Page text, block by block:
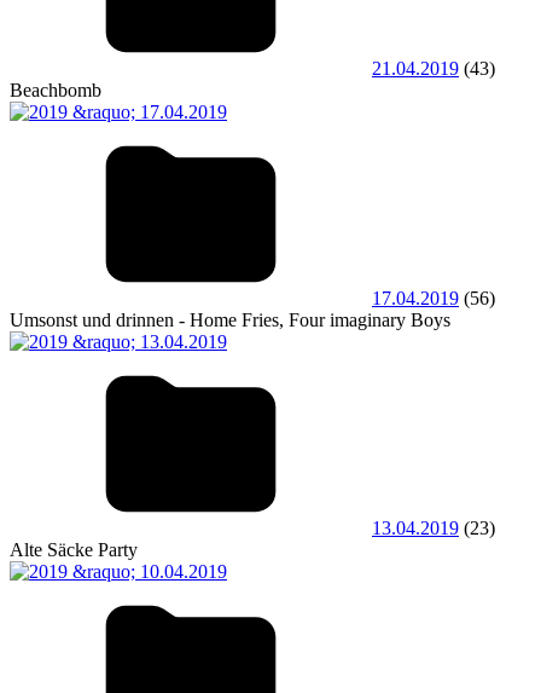
21.04.2019 (43)
Beachbomb
17.04.2019 (56)
Umsonst und drinnen - Home Fries, Four imaginary Boys
13.04.2019 (23)
Alte Säcke Party